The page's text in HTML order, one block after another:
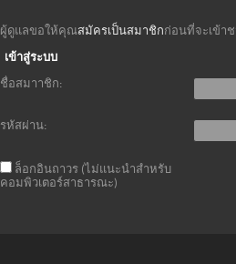
ผู้ดูแลขอให้คุณสมัครเป็นสมาชิกก่อนที่จะเข้า
เข้าสู่ระบบ
ชื่อสมาาชิก:
รหัสผ่าน:
ล็อกอินถาวร (ไม่แนะนำสำหรับ
คอมพิวเตอร์สาธารณะ)